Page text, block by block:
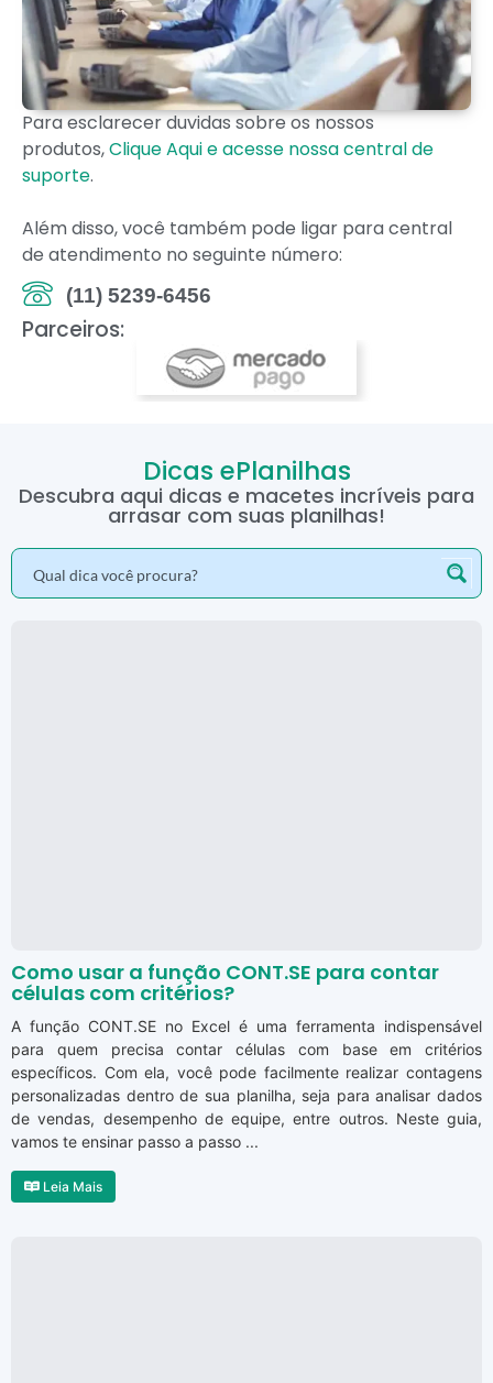
Para esclarecer duvidas sobre os nossos
produtos,Clique Aqui e acesse nossa central de
suporte.
Além disso, você também pode ligar para central
de atendimento no seguinte número:
(11) 5239-6456
Parceiros:
Dicas ePlanilhas
Descubra aqui dicas e macetes incríveis para
arrasar com suas planilhas!
Como usar a função CONT.SE para contar
células com critérios?
A função CONT.SE no Excel é uma ferramenta indispensável
para quem precisa contar células com base em critérios
específicos. Com ela, você pode facilmente realizar contagens
personalizadas dentro de sua planilha, seja para analisar dados
de vendas, desempenho de equipe, entre outros. Neste guia,
vamos te ensinar passo a passo ...
Leia Mais